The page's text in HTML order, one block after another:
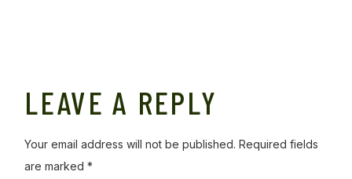
LEAVE A REPLY
Your email address will not be published. Required fields
are marked*